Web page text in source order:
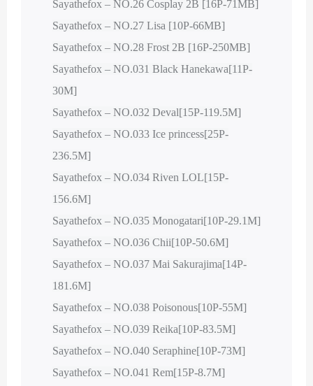
Sayathefox – NO.26 Cosplay 2B [16P-71MB]
Sayathefox – NO.27 Lisa [10P-66MB]
Sayathefox – NO.28 Frost 2B [16P-250MB]
Sayathefox – NO.031 Black Hanekawa[11P-
30M]
Sayathefox – NO.032 Deval[15P-119.5M]
Sayathefox – NO.033 Ice princess[25P-
236.5M]
Sayathefox – NO.034 Riven LOL[15P-
156.6M]
Sayathefox – NO.035 Monogatari[10P-29.1M]
Sayathefox – NO.036 Chii[10P-50.6M]
Sayathefox – NO.037 Mai Sakurajima[14P-
181.6M]
Sayathefox – NO.038 Poisonous[10P-55M]
Sayathefox – NO.039 Reika[10P-83.5M]
Sayathefox – NO.040 Seraphine[10P-73M]
Sayathefox – NO.041 Rem[15P-8.7M]